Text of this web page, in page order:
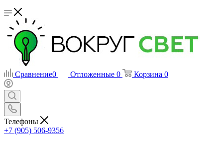
Сравнение0 Отложенные 0 Корзина 0
Телефоны
+7 (905) 506-9356